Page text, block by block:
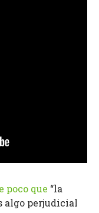
poco que “la
algo perjudicial